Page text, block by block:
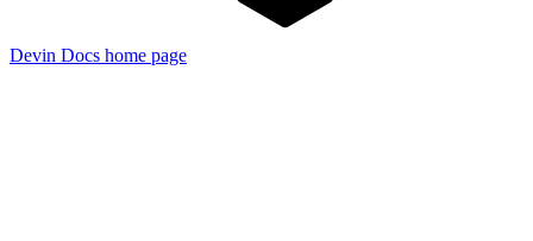
Devin Docs home page